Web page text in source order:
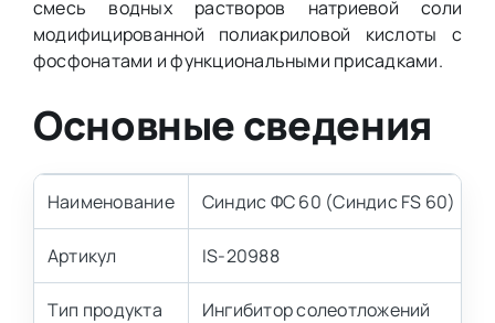
смесь водных растворов натриевой соли
модифицированной полиакриловой кислоты с
фосфонатами и функциональными присадками.
Основные сведения
Наименование Синдис ФС 60 (Синдис FS 60)
Артикул IS-20988
Тип продукта Ингибитор солеотложений